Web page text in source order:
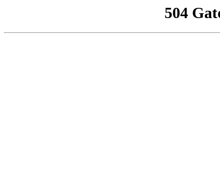
504